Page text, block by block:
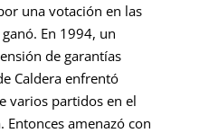
una votación en las
En 1994, un
de garantías
Caldera enfrentó
varios partidos en el
Entonces amenazó con